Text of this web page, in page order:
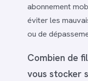
abonnement
éviter les
ou de
Combien de
vous stocker